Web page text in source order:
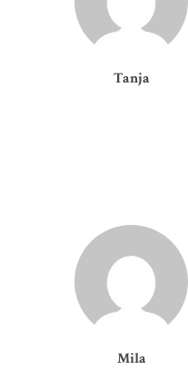
Tanja
Mila